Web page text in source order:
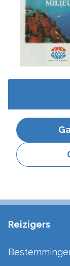
Reizigers